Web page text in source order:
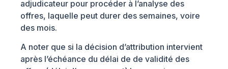
adjudicateur pour procéder à l’analyse des
offres, laquelle peut durer des semaines, voire
des mois.
A noter que si la décision d’attribution intervient
après l’échéance du délai de de validité des